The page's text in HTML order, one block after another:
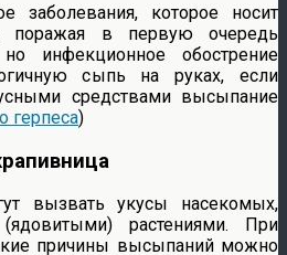
заболевания, которое носит
поражая в первую очередь
инфекционное обострение
сыпь на руках, если
средствами высыпание
герпеса)
вызвать укусы насекомых,
растениями. При
причины высыпаний можно